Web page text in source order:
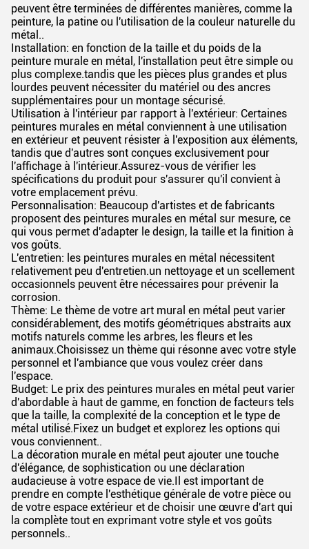
peuvent être terminées de différentes manières, comme la
peinture, la patine ou l'utilisation de la couleur naturelle du
métal..
Installation: en fonction de la taille et du poids de la
peinture murale en métal, l'installation peut être simple ou
plus complexe.tandis que les pièces plus grandes et plus
lourdes peuvent nécessiter du matériel ou des ancres
supplémentaires pour un montage sécurisé.
Utilisation à l'intérieur par rapport à l'extérieur: Certaines
peintures murales en métal conviennent à une utilisation
en extérieur et peuvent résister à l'exposition aux éléments,
tandis que d'autres sont conçues exclusivement pour
l'affichage à l'intérieur.Assurez-vous de vérifier les
spécifications du produit pour s'assurer qu'il convient à
votre emplacement prévu.
Personnalisation: Beaucoup d'artistes et de fabricants
proposent des peintures murales en métal sur mesure, ce
qui vous permet d'adapter le design, la taille et la finition à
vos goûts.
L'entretien: les peintures murales en métal nécessitent
relativement peu d'entretien.un nettoyage et un scellement
occasionnels peuvent être nécessaires pour prévenir la
corrosion.
Thème: Le thème de votre art mural en métal peut varier
considérablement, des motifs géométriques abstraits aux
motifs naturels comme les arbres, les fleurs et les
animaux.Choisissez un thème qui résonne avec votre style
personnel et l'ambiance que vous voulez créer dans
l'espace.
Budget: Le prix des peintures murales en métal peut varier
d'abordable à haut de gamme, en fonction de facteurs tels
que la taille, la complexité de la conception et le type de
métal utilisé.Fixez un budget et explorez les options qui
vous conviennent..
La décoration murale en métal peut ajouter une touche
d'élégance, de sophistication ou une déclaration
audacieuse à votre espace de vie.Il est important de
prendre en compte l'esthétique générale de votre pièce ou
de votre espace extérieur et de choisir une œuvre d'art qui
la complète tout en exprimant votre style et vos goûts
personnels..